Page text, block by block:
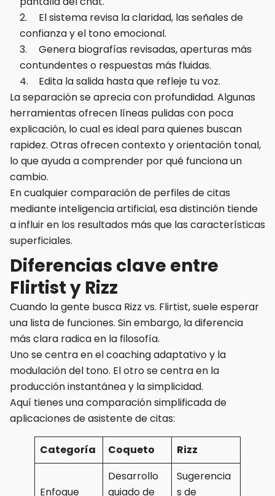
El sistema revisa la claridad, las señales de
confianza y el tono emocional.
Genera biografías revisadas, aperturas más
contundentes o respuestas más fluidas.
Edita la salida hasta que refleje tu voz.
La separación se aprecia con profundidad. Algunas
herramientas ofrecen líneas pulidas con poca
explicación, lo cual es ideal para quienes buscan
rapidez. Otras ofrecen contexto y orientación tonal,
lo que ayuda a comprender por qué funciona un
cambio.
En cualquier comparación de perfiles de citas
mediante inteligencia artificial, esa distinción tiende
a influir en los resultados más que las características
superficiales.
Diferencias clave entre
Flirtist y Rizz
Cuando la gente busca Rizz vs. Flirtist, suele esperar
una lista de funciones. Sin embargo, la diferencia
más clara radica en la filosofía.
Uno se centra en el coaching adaptativo y la
modulación del tono. El otro se centra en la
producción instantánea y la simplicidad.
Aquí tienes una comparación simplificada de
aplicaciones de asistente de citas:
Categoría Coqueto Rizz
Enfoque
Desarrollo
guiado de
Sugerencia
s de